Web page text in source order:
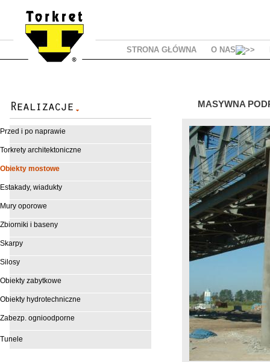
STRONA GŁÓWNA O NAS
Przed i po naprawie
Torkrety architektoniczne
Obiekty mostowe
Estakady, wiadukty
Mury oporowe
Zbiorniki i baseny
Skarpy
Silosy
Obiekty zabytkowe
Obiekty hydrotechniczne
Zabezp. ognioodporne
Tunele
MASYWNA